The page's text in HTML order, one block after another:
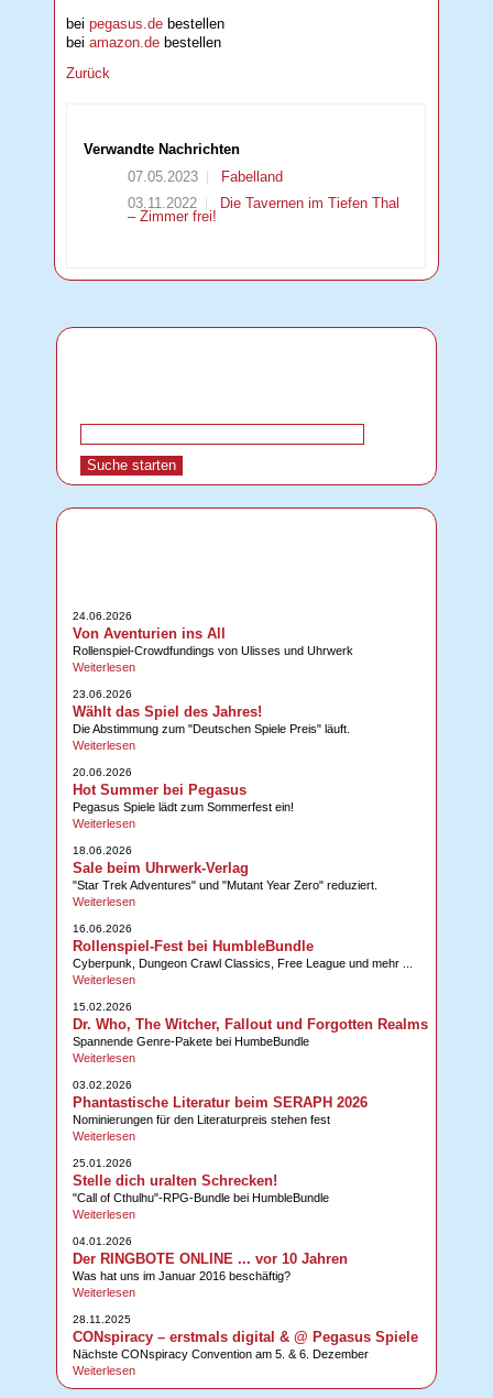
beipegasus.de bestellen
beiamazon.de bestellen
Zurück
Verwandte Nachrichten
07.05.2023
Fabelland
03.11.2022
Die Tavernen im Tiefen Thal
– Zimmer frei!
24.06.2026
Von Aventurien ins All
Rollenspiel-Crowdfundings von Ulisses und Uhrwerk
Weiterlesen
23.06.2026
Wählt das Spiel des Jahres!
Die Abstimmung zum "Deutschen Spiele Preis" läuft.
Weiterlesen
20.06.2026
Hot Summer bei Pegasus
Pegasus Spiele lädt zum Sommerfest ein!
Weiterlesen
18.06.2026
Sale beim Uhrwerk-Verlag
"Star Trek Adventures" und "Mutant Year Zero" reduziert.
Weiterlesen
16.06.2026
Rollenspiel-Fest bei HumbleBundle
Cyberpunk, Dungeon Crawl Classics, Free League und mehr ...
Weiterlesen
15.02.2026
Dr. Who, The Witcher, Fallout und Forgotten Realms
Spannende Genre-Pakete bei HumbeBundle
Weiterlesen
03.02.2026
Phantastische Literatur beim SERAPH 2026
Nominierungen für den Literaturpreis stehen fest
Weiterlesen
25.01.2026
Stelle dich uralten Schrecken!
"Call of Cthulhu"-RPG-Bundle bei HumbleBundle
Weiterlesen
04.01.2026
Der RINGBOTE ONLINE ... vor 10 Jahren
Was hat uns im Januar 2016 beschäftig?
Weiterlesen
28.11.2025
CONspiracy – erstmals digital & @ Pegasus Spiele
Nächste CONspiracy Convention am 5. & 6. Dezember
Weiterlesen